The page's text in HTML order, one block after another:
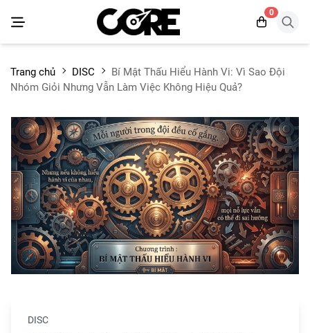
0
Trang chủ DISC
Bí Mật Thấu Hiểu Hành Vi: Vì Sao Đội
Nhóm Giỏi Nhưng Vẫn Làm Việc Không Hiệu Quả?
DISC